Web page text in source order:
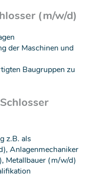
(m/w/d)
der Maschinen und
Baugruppen zu
z.B. als
Anlagenmechaniker
Metallbauer (m/w/d)